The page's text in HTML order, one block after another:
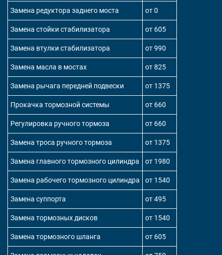
Замена редуктора заднего моста от 0
Замена стойки стабилизатора от 605
Замена втулки стабилизатора от 990
Замена масла в мостах от 825
Замена рычага передней подвески от 1375
Прокачка тормозной системы от 660
Регулировка ручного тормоза от 660
Замена троса ручного тормоза от 1375
Замена главного тормозного цилиндра от 1980
Замена рабочего тормозного цилиндра от 1540
Замена суппорта от 495
Замена тормозных дисков от 1540
Замена тормозного шланга от 605